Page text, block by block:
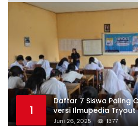
1
Daftar 7 Siswa Paling
versi Ilmupedia Tryout
Juni 26, 2025 1377